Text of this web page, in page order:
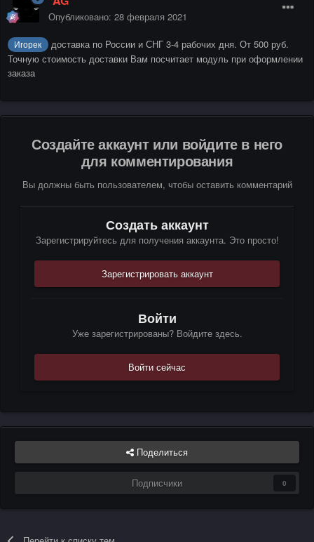
Опубликовано: 28 февраля 2021
Игорек
доставка по России и СНГ 3-4 рабочих дня. От 500 руб.
Точную стоимость доставки Вам посчитает модуль при оформлении
заказа
Создайте аккаунт или войдите в него
для комментирования
Вы должны быть пользователем, чтобы оставить комментарий
Создать аккаунт
Зарегистрируйтесь для получения аккаунта. Это просто!
Зарегистрировать аккаунт
Войти
Уже зарегистрированы? Войдите здесь.
Войти сейчас
Поделиться
Подписчики 0